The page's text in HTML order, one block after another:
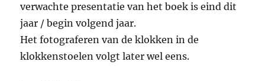
verwachte presentatie van het boek is eind dit
jaar / begin volgend jaar.
Het fotograferen van de klokken in de
klokkenstoelen volgt later wel eens.